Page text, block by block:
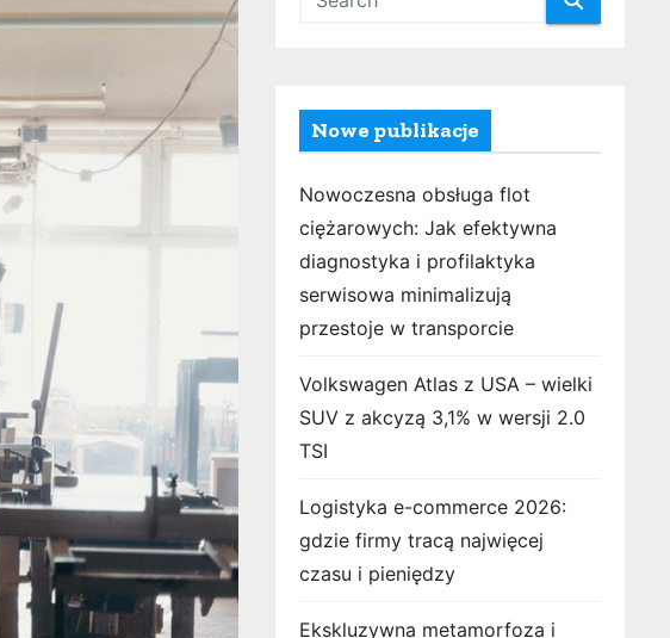
Nowe publikacje
Nowoczesna obsługa flot
ciężarowych: Jak efektywna
diagnostyka i profilaktyka
serwisowa minimalizują
przestoje w transporcie
Volkswagen Atlas z USA – wielki
SUV z akcyzą 3,1% w wersji 2.0
TSI
Logistyka e-commerce 2026:
gdzie firmy tracą najwięcej
czasu i pieniędzy
Ekskluzywna metamorfoza i